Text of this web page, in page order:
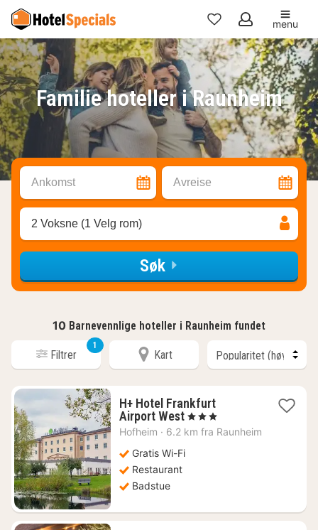
Mine
favoritter
menu
Familie hoteller i Raunheim
Ankomst Avreise
2 Voksne (1 Velg rom)
Søk
10 Barnevennlige hoteller i Raunheim fundet
Filtrer
1
Kart
H+ Hotel Frankfurt
Airport West1
natt
, 3 Stjerner
Hofheim · 6.2 km fra Raunheim
Gratis Wi-Fi
Restaurant
Badstue